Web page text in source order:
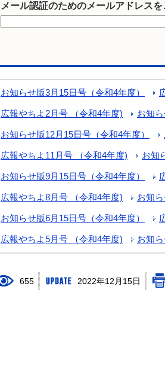
メール認証のためのメールアドレス
お知らせ版3月15日号（令和4年度）
広報やちよ2月号 （令和4年度) お知
お知らせ版12月15日号（令和4年度）
広報やちよ11月号 （令和4年度) お知
お知らせ版9月15日号（令和4年度）
広報やちよ8月号 （令和4年度) お知
お知らせ版6月15日号（令和4年度）
広報やちよ5月号 （令和4年度) お知
655 2022年12月15日